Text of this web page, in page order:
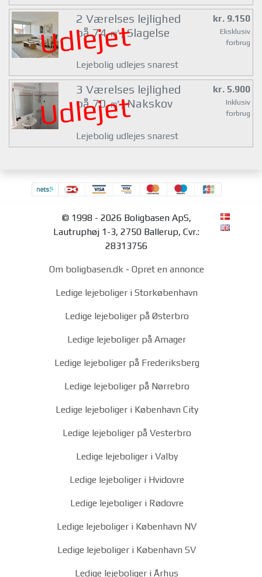
Udlejet
2 Værelses lejlighed
på 74 ㎡, Slagelse
kr. 9.150
Eksklusiv
forbrug
Lejebolig udlejes snarest
Udlejet
3 Værelses lejlighed
på 70 ㎡, Nakskov
kr. 5.900
Inklusiv
forbrug
Lejebolig udlejes snarest
© 1998 - 2026 Boligbasen ApS,
Lautruphøj 1-3, 2750 Ballerup, Cvr.:
28313756
Om boligbasen.dk - Opret en annonce
Ledige lejeboliger i Storkøbenhavn
Ledige lejeboliger på Østerbro
Ledige lejeboliger på Amager
Ledige lejeboliger på Frederiksberg
Ledige lejeboliger på Nørrebro
Ledige lejeboliger i København City
Ledige lejeboliger på Vesterbro
Ledige lejeboliger i Valby
Ledige lejeboliger i Hvidovre
Ledige lejeboliger i Rødovre
Ledige lejeboliger i København NV
Ledige lejeboliger i København SV
Ledige lejeboliger i Århus